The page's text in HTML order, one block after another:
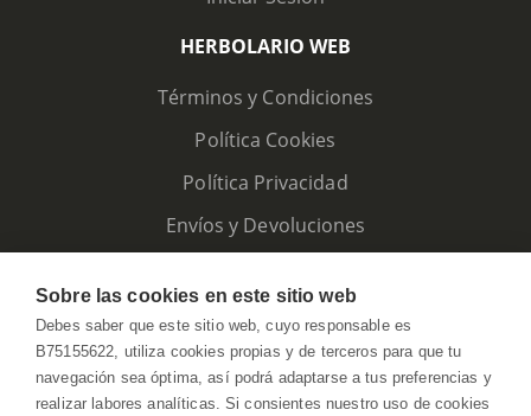
HERBOLARIO WEB
Términos y Condiciones
Política Cookies
Política Privacidad
Envíos y Devoluciones
Sobre las cookies en este sitio web
Debes saber que este sitio web, cuyo responsable es
B75155622, utiliza cookies propias y de terceros para que tu
navegación sea óptima, así podrá adaptarse a tus preferencias y
realizar labores analíticas. Si consientes nuestro uso de cookies